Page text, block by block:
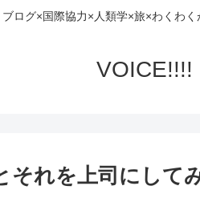
ブログ×国際協力×人類学×旅×わくわく
VOICE!!!!
それを上司にして